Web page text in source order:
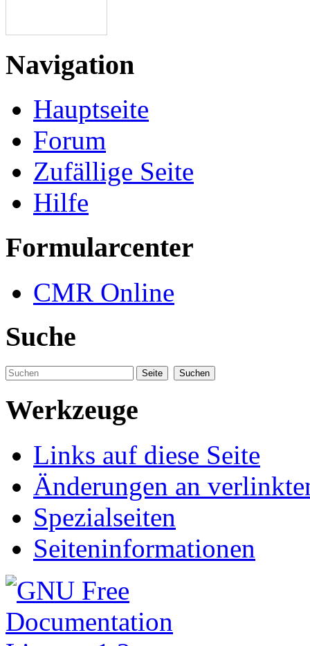
Navigation
Hauptseite
Forum
Zufällige Seite
Hilfe
Formularcenter
CMR Online
Suche
Werkzeuge
Links auf diese Seite
Änderungen an
Spezialseiten
Seiten­informationen